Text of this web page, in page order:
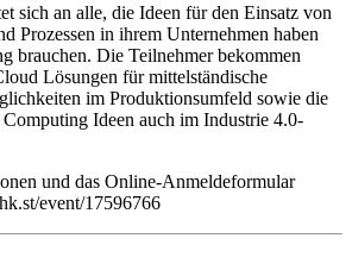
sich an alle, die Ideen für den Einsatz von
Prozessen in ihrem Unternehmen haben
brauchen. Die Teilnehmer bekommen
Lösungen für mittelständische
im Produktionsumfeld sowie die
Ideen auch im Industrie 4.0-
und das Online-Anmeldeformular
event/17596766